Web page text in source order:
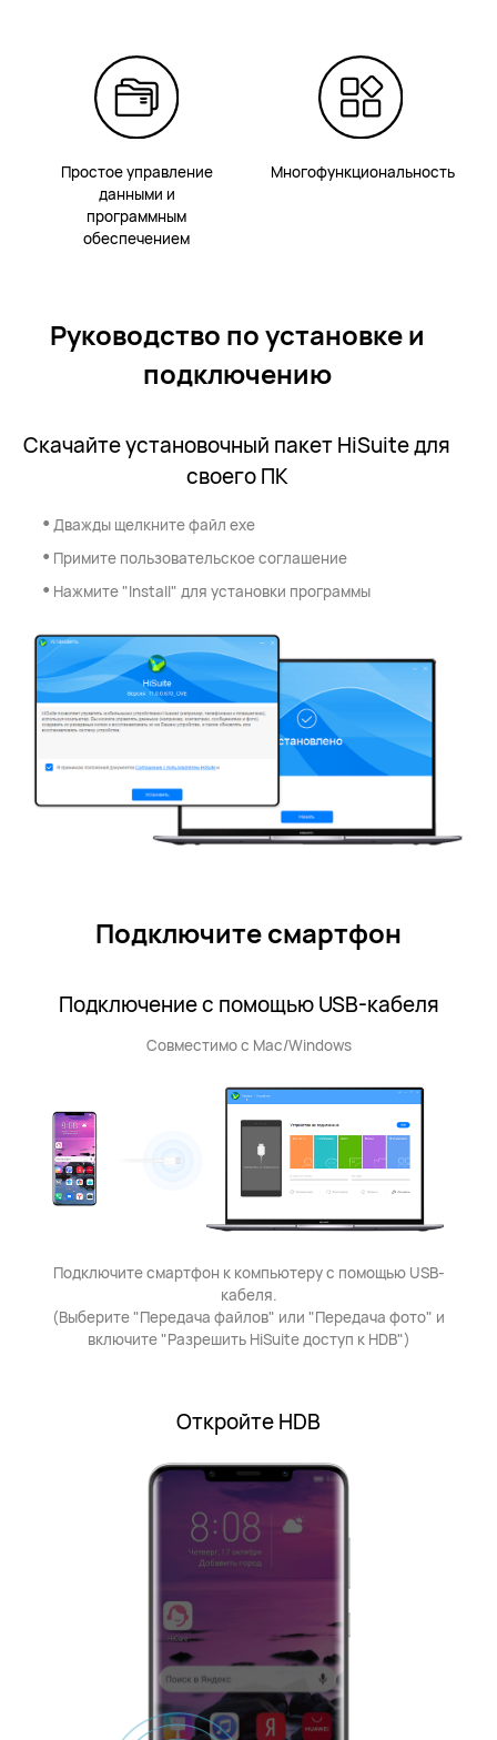
Простое управление
данными и
программным
обеспечением
Многофункциональность
Руководство по установке и
подключению
Скачайте установочный пакет HiSuite для
своего ПК
• Дважды щелкните файл exe
• Примите пользовательское соглашение
• Нажмите "Install" для установки программы
Подключите смартфон
Подключение с помощью USB-кабеля
Совместимо с Mac/Windows
Подключите смартфон к компьютеру с помощью USB-
кабеля.
(Выберите "Передача файлов" или "Передача фото" и
включите "Разрешить HiSuite доступ к HDB")
Откройте HDB